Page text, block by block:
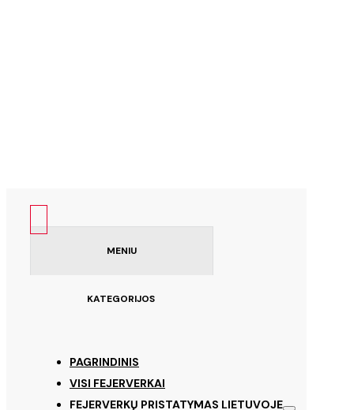
MENIU
KATEGORIJOS
PAGRINDINIS
VISI FEJERVERKAI
FEJERVERKŲ PRISTATYMAS LIETUVOJE